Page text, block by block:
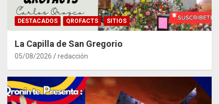
DESTACADOS QROFACTS SITIOS
La Capilla de San Gregorio
05/08/2026 redacción